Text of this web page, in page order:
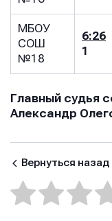
МБОУ
СОШ
№18
6:26
1
Главный судья
Александр
Вернуться назад